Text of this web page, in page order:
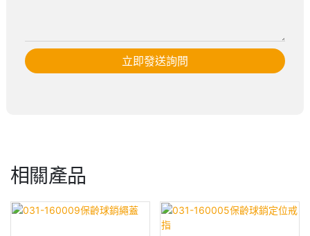
立即發送詢問
相關產品